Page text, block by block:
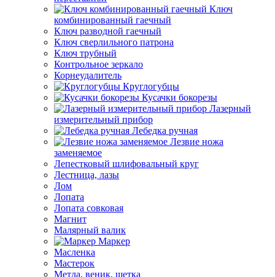
Ключ
комбинированный гаечный
Ключ разводной гаечный
Ключ сверлильного патрона
Ключ трубный
Контрольное зеркало
Корнеудалитель
Круглогубцы
Кусачки бокорезы
Лазерный
измерительный прибор
Лебедка ручная
Лезвие ножа
заменяемое
Лепестковый шлифовальный круг
Лестница, лазы
Лом
Лопата
Лопата совковая
Магнит
Малярный валик
Маркер
Масленка
Мастерок
Метла, веник, щетка